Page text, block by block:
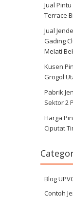
Jual
Terrace
Jual
Gading
Melati
Kusen
Grogol
Pabrik
Sektor 2
Harga
Ciputat
Blog
Contoh